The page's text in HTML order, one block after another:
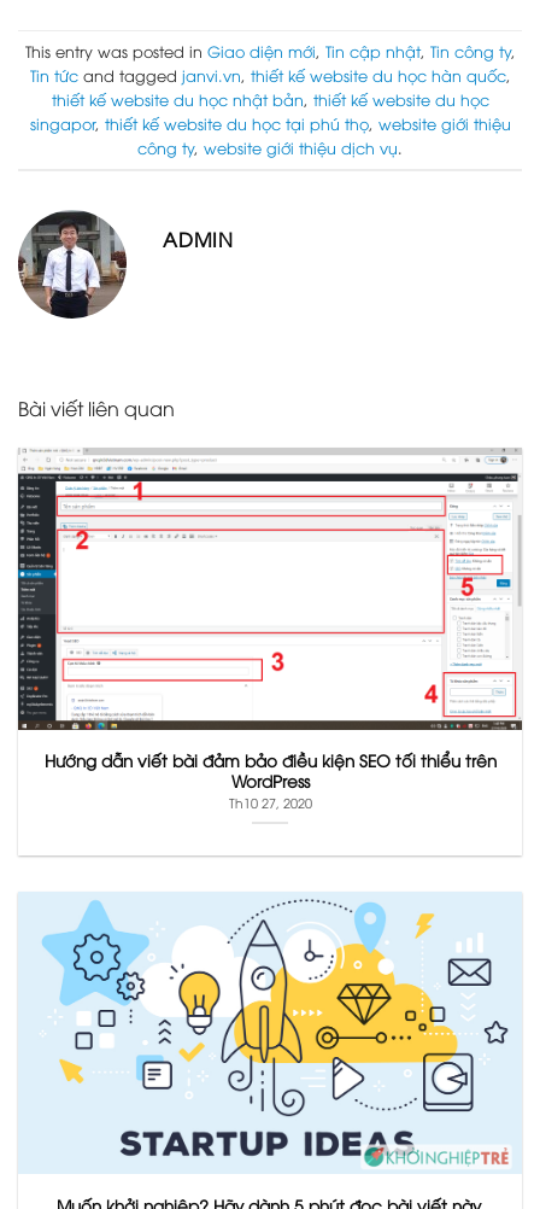
This entry was posted in Giao diện mới, Tin cập nhật, Tin công ty,
Tin tứcand tagged janvi.vn, thiết kế website du học hàn quốc,
thiết kế website du học nhật bản, thiết kế website du học
singapor, thiết kế website du học tại phú thọ, website giới thiệu
công ty, website giới thiệu dịch vụ.
ADMIN
Bài viết liên quan
Hướng dẫn viết bài đảm bảo điều kiện SEO tối thiểu trên
WordPress
Th10 27, 2020